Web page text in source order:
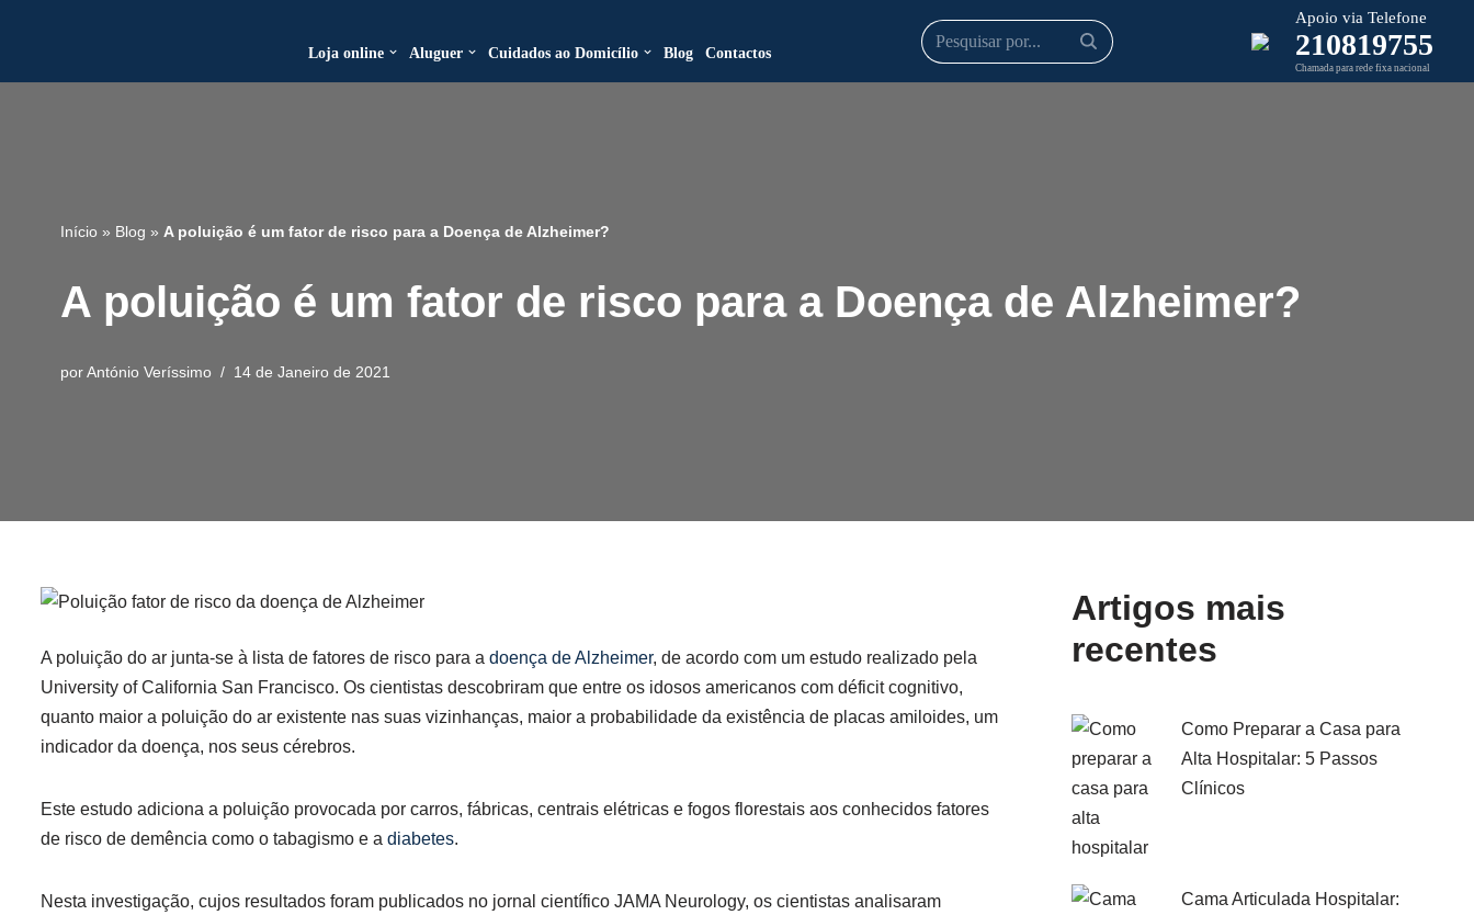
Loja online Aluguer Cuidados ao Domicílio Blog Contactos
Apoio via Telefone
210819755
Chamada para rede fixa nacional
Início » Blog » A poluição é um fator de risco para a Doença de Alzheimer?
A poluição é um fator de risco para a Doença de Alzheimer?
porAntónio Veríssimo 14 de Janeiro de 2021
A poluição do ar junta-se à lista de fatores de risco para a doença de Alzheimer, de acordo com um estudo realizado pela
University of California San Francisco. Os cientistas descobriram que entre os idosos americanos com déficit cognitivo,
quanto maior a poluição do ar existente nas suas vizinhanças, maior a probabilidade da existência de placas amiloides, um
indicador da doença, nos seus cérebros.
Este estudo adiciona a poluição provocada por carros, fábricas, centrais elétricas e fogos florestais aos conhecidos fatores
de risco de demência como o tabagismo e a diabetes.
Nesta investigação, cujos resultados foram publicados no jornal científico JAMA Neurology, os cientistas analisaram
Artigos mais
recentes
Como Preparar a Casa para
Alta Hospitalar: 5 Passos
Clínicos
Cama Articulada Hospitalar: